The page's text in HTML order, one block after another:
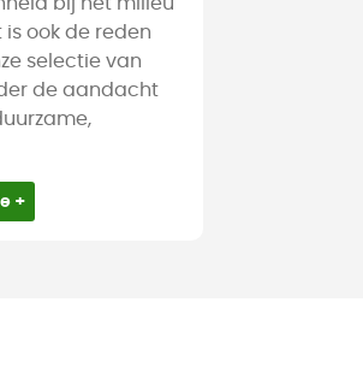
bij het milieu
is ook de reden
selectie van
de aandacht
+